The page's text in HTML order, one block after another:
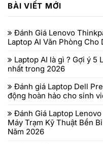
BÀI VIẾT MỚI
Đánh Giá Lenovo
Laptop AI Văn Phòng Cho
Laptop AI là gì ? Gợi ý 5
nhất trong 2026
Đánh giá Laptop Dell
động hoàn hảo cho sinh
Đánh Giá Laptop
Máy Trạm Kỹ Thuật Bền
Năm 2026